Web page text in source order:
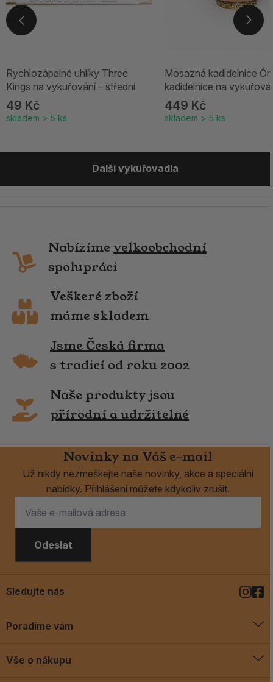
Rychlozápalné uhlíky Three
Kings na vykuřování – střední
49 Kč
skladem > 5 ks
Mosazná kadidelnice
kadidelnice na
449 Kč
skladem > 5 ks
Další vykuřovadla
Nabízíme velkoobchodní
spolupráci
Veškeré zboží
máme skladem
Jsme Česká firma
s tradicí od roku 2002
Naše produkty jsou
přírodní a udržitelné
Novinky na Váš e-mail
Už nikdy nezmeškejte naše novinky, akce a speciální
nabídky. Přihlášení můžete kdykoliv zrušit.
Odeslat
Poradíme vám
Vše o nákupu
Sledujte nás